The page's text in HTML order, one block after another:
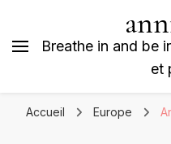
Breathe in and be
et
Accueil Europe